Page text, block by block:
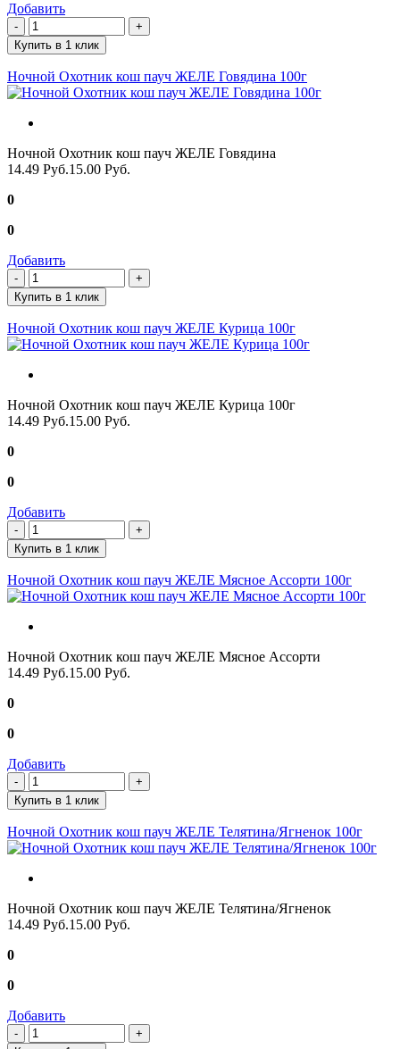
Добавить
Купить в 1 клик
Ночной Охотник кош пауч ЖЕЛЕ Говядина 100г
Ночной Охотник кош пауч ЖЕЛЕ Говядина
14.49 Руб.15.00 Руб.
0
0
Добавить
Купить в 1 клик
Ночной Охотник кош пауч ЖЕЛЕ Курица 100г
Ночной Охотник кош пауч ЖЕЛЕ Курица 100г
14.49 Руб.15.00 Руб.
0
0
Добавить
Купить в 1 клик
Ночной Охотник кош пауч ЖЕЛЕ Мясное Ассорти 100г
Ночной Охотник кош пауч ЖЕЛЕ Мясное Ассорти
14.49 Руб.15.00 Руб.
0
0
Добавить
Купить в 1 клик
Ночной Охотник кош пауч ЖЕЛЕ Телятина/Ягненок 100г
Ночной Охотник кош пауч ЖЕЛЕ Телятина/Ягненок
14.49 Руб.15.00 Руб.
0
0
Добавить